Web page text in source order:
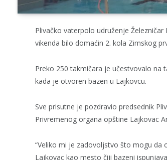
Plivačko vaterpolo udruženje
vikenda bilo domaćin 2. kola Zimskog
Preko 250 takmičara je učestvovalo
kada je otvoren bazen u Lajkovcu.
Sve prisutne je pozdravio predsednik
Privremenog organa opštine Lajkovac
“Veliko mi je zadovoljstvo što mogu da
Lajkovac kao mesto čiji bazeni